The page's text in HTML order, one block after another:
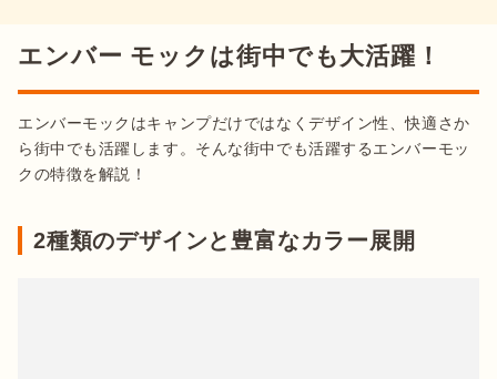
エンバー モックは街中でも大活躍！
エンバーモックはキャンプだけではなくデザイン性、快適さか
ら街中でも活躍します。そんな街中でも活躍するエンバーモッ
クの特徴を解説！
2種類のデザインと豊富なカラー展開